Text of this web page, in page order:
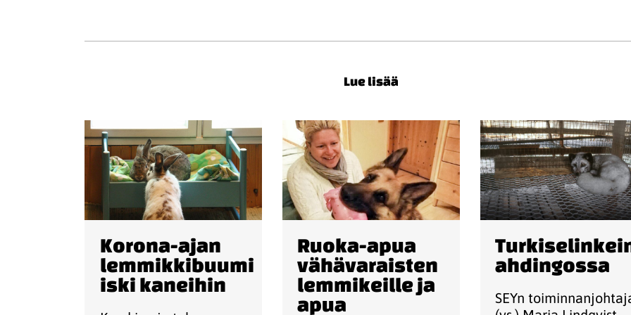
Lue lisää
Korona-ajan
lemmikkibuumi
iski kaneihin
Ruoka-apua
vähävaraisten
lemmikeille ja
apua
ahdingossa
SEYn